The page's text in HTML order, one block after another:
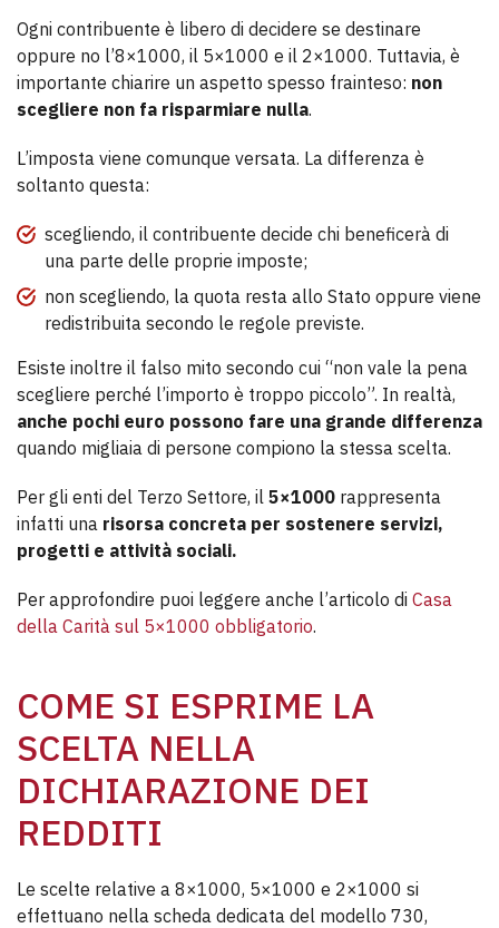
Ogni contribuente è libero di decidere se destinare
oppure no l’8×1000, il 5×1000 e il 2×1000. Tuttavia, è
importante chiarire un aspetto spesso frainteso: non
scegliere non fa risparmiare nulla.
L’imposta viene comunque versata. La differenza è
soltanto questa:
scegliendo, il contribuente decide chi beneficerà di
una parte delle proprie imposte;
non scegliendo, la quota resta allo Stato oppure viene
redistribuita secondo le regole previste.
Esiste inoltre il falso mito secondo cui “non vale la pena
scegliere perché l’importo è troppo piccolo”. In realtà,
anche pochi euro possono fare una grande differenza
quando migliaia di persone compiono la stessa scelta.
Per gli enti del Terzo Settore, il 5×1000 rappresenta
infatti una risorsa concreta per sostenere servizi,
progetti e attività sociali.
Per approfondire puoi leggere anche l’articolo di Casa
della Carità sul 5×1000 obbligatorio.
COME SI ESPRIME LA
SCELTA NELLA
DICHIARAZIONE DEI
REDDITI
Le scelte relative a 8×1000, 5×1000 e 2×1000 si
effettuano nella scheda dedicata del modello 730,